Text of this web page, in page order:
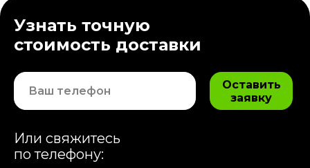
Оставить
заявку
Или свяжитесь
по телефону:
Узнать точную
стоимость доставки